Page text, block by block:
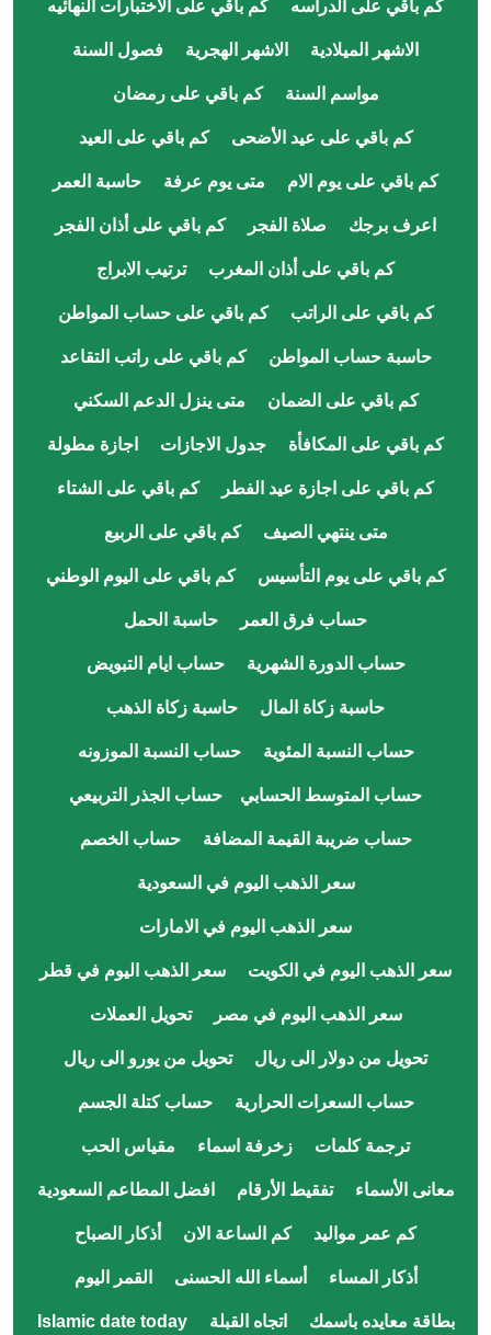
كم باقي على الدراسه كم باقي على الاختبارات النهائيه
الاشهر الميلادية الاشهر الهجرية فصول السنة
مواسم السنة كم باقي على رمضان
كم باقي على عيد الأضحى كم باقي على العيد
كم باقي على يوم الام متى يوم عرفة حاسبة العمر
اعرف برجك صلاة الفجر كم باقي على أذان الفجر
كم باقي على أذان المغرب ترتيب الابراج
كم باقي على الراتب كم باقي على حساب المواطن
حاسبة حساب المواطن كم باقي على راتب التقاعد
كم باقي على الضمان متى ينزل الدعم السكني
كم باقي على المكافأة جدول الاجازات اجازة مطولة
كم باقي على اجازة عيد الفطر كم باقي على الشتاء
متى ينتهي الصيف كم باقي على الربيع
كم باقي على يوم التأسيس كم باقي على اليوم الوطني
حساب فرق العمر حاسبة الحمل
حساب الدورة الشهرية حساب ايام التبويض
حاسبة زكاة المال حاسبة زكاة الذهب
حساب النسبة المئوية حساب النسبة الموزونه
حساب المتوسط الحسابي حساب الجذر التربيعي
حساب ضريبة القيمة المضافة حساب الخصم
سعر الذهب اليوم في السعودية
سعر الذهب اليوم في الامارات
سعر الذهب اليوم في الكويت سعر الذهب اليوم في قطر
سعر الذهب اليوم في مصر تحويل العملات
تحويل من دولار الى ريال تحويل من يورو الى ريال
حساب السعرات الحرارية حساب كتلة الجسم
ترجمة كلمات زخرفة اسماء مقياس الحب
معانى الأسماء تفقيط الأرقام افضل المطاعم السعودية
كم عمر مواليد كم الساعة الان أذكار الصباح
أذكار المساء أسماء الله الحسنى القمر اليوم
بطاقة معايده باسمك اتجاه القبلة Islamic date today